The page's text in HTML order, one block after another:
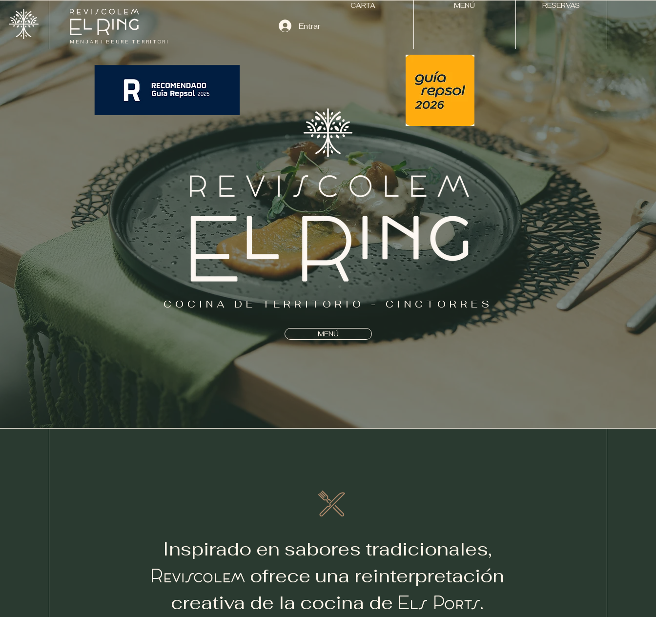
MENJAR I BEURE TERRITORI
Entrar
MENÚ
CARTA RESERVAS
COCINA DE TERRITORIO - CINCTORRES
MENÚ
Inspirado en sabores tradicionales,
Reviscolem ofrece una reinterpretación
creativa de la cocina de Els Ports.